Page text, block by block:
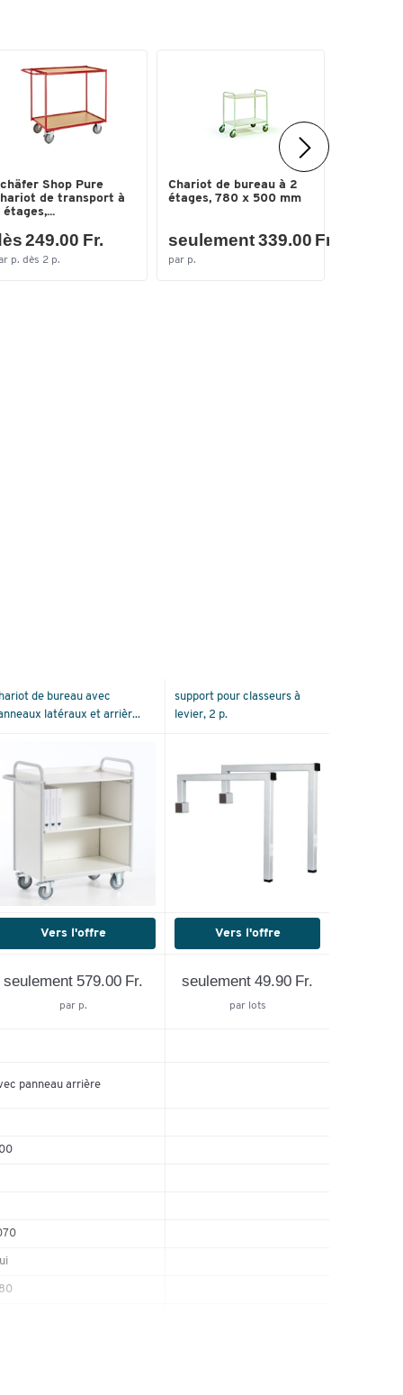
Shop Pure
de transport à
étages,...
249.00 Fr.
p. dès 2 p.
Chariot de bureau à 2
étages, 780 x 500 mm
seulement 339.00 Fr.
par p.
de bureau avec
latéraux et arrièr...
support pour classeurs à
levier, 2 p.
Vers l'offre Vers l'offre
seulement 579.00 Fr.
par p.
seulement 49.90 Fr.
par lots
panneau arrière